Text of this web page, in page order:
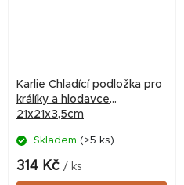
Karlie Chladící podložka pro
králíky a hlodavce
21x21x3,5cm
Skladem (>5 ks)
314 Kč / ks